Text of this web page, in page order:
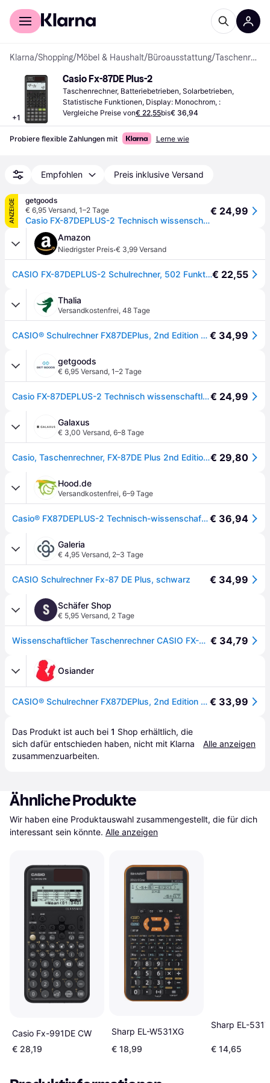
Für Shopper
Klarna/Shopping/Möbel & Haushalt/Büroausstattung/ Taschenrechner
+1
Casio Fx-87DE Plus-2
Taschenrechner, Batteriebetrieben, Solarbetrieben,
Statistische Funktionen, Display: Monochrom, :
Vergleiche Preise von€ 22,55bis€ 36,94
Probiere flexible Zahlungen mit Lerne wie
Empfohlen Preis inklusive Versand
ANZEIGE
getgoods
€ 6,95 Versand, 1–2 Tage
Casio FX-87DEPLUS-2 Technisch wissenschaftlicher Rechner Schwarz Display (Stellen): 12 solarbetrieb
€ 24,99
Amazon
Niedrigster Preis·€ 3,99 Versand
CASIO FX-87DEPLUS-2 Schulrechner, 502 Funktionen, natürliches Display€ 22,55
Thalia
Versandkostenfrei, 48 Tage
CASIO® Schulrechner FX87DEPlus, 2nd Edition - Schwarz € 34,99
getgoods
€ 6,95 Versand, 1–2 Tage
Casio FX-87DEPLUS-2 Technisch wissenschaftlicher Rechner Schwarz Display (Stellen): 12 solarbetrieb€ 24,99
Galaxus
€ 3,00 Versand, 6–8 Tage
Casio, Taschenrechner, FX-87DE Plus 2nd Edition (Batteriebetrieb, Solarenergie)€ 29,80
Hood.de
Versandkostenfrei, 6–9 Tage
Casio® FX87DEPLUS-2 Technisch-wissenschaftlicher Rechner FX-87DE Plus€ 36,94
Galeria
€ 4,95 Versand, 2–3 Tage
CASIO Schulrechner Fx-87 DE Plus, schwarz € 34,99
S Schäfer Shop
€ 5,95 Versand, 2 Tage
Wissenschaftlicher Taschenrechner CASIO FX-87DE Plus 2nd Edition, 502 Funktionen, 9 Variablenspeicher € 34,79
Osiander
CASIO® Schulrechner FX87DEPlus, 2nd Edition - Schwarz € 33,99
Das Produkt ist auch bei 1 Shop erhältlich, die
sich dafür entschieden haben, nicht mit Klarna
zusammenzuarbeiten.
Alle anzeigen
Ähnliche Produkte
Wir haben eine Produktauswahl zusammengestellt, die für dich
interessant sein könnte. Alle anzeigen
Casio Fx-991DE CW
€ 28,19
Sharp EL-W531XG
€ 18,99
Sharp EL-
€ 14,65